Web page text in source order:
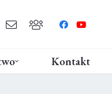
Kontakt